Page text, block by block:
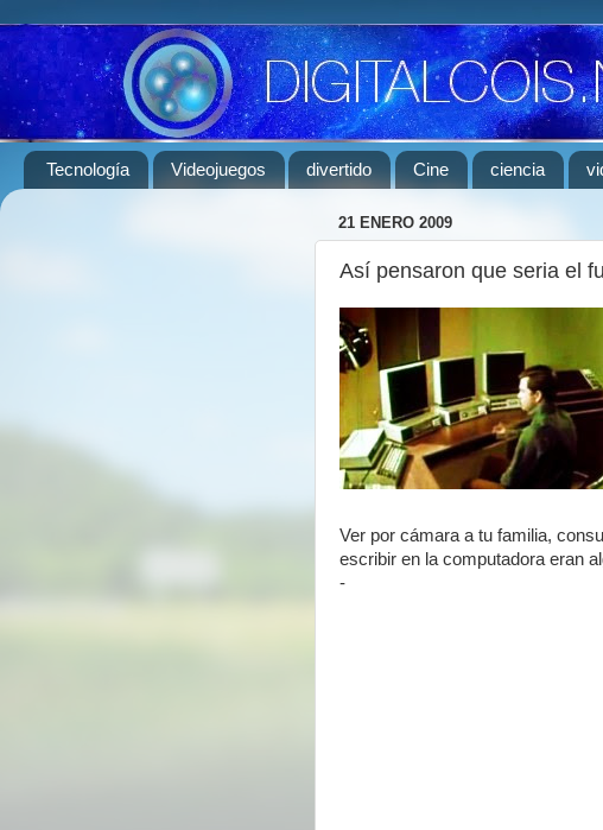
Tecnología Videojuegos divertido Cine ciencia
21 ENERO 2009
Así pensaron que seria el
Ver por cámara a tu familia,
escribir en la computadora eran
-